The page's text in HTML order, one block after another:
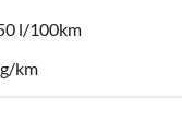
l/100km
km